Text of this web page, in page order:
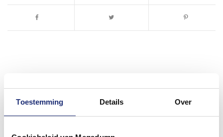
Toestemming Details Over
#mijndroombadkamer
Wij geloven in de kracht van delen. Deel jouw
en tag @megadumpnl. Samen bouwen we een
badkamerstijlen. Doe je mee?